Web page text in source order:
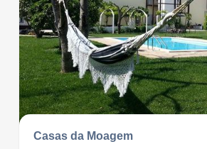
Casas da Moagem